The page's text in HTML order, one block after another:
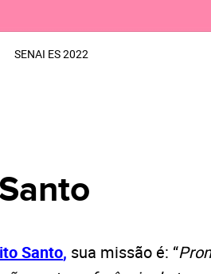
SENAI ES 2022
Santo, sua missão é: “